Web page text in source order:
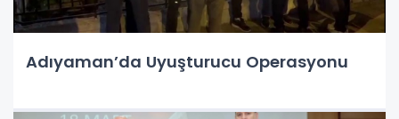
Adıyaman’da Uyuşturucu Operasyonu